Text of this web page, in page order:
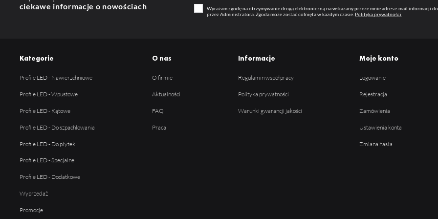
ciekawe informacje o nowościach
Wyrażam zgodę na otrzymywanie drogą elektroniczną na wskazany przeze mnie adres e-mail informacji
przez Administratora. Zgoda może zostać cofnięta w każdym czasie. Polityka prywatności
Kategorie
Profile LED - Nawierzchniowe
Profile LED - Wpustowe
Profile LED - Kątowe
Profile LED - Do szpachlowania
Profile LED - Do płytek
Profile LED - Specjalne
Profile LED - Dodatkowe
Wyprzedaż
Promocje
O nas
O firmie
Aktualności
FAQ
Praca
Informacje
Regulamin współpracy
Polityka prywatności
Warunki gwarancji jakości
Moje konto
Logowanie
Rejestracja
Zamówienia
Ustawienia konta
Zmiana hasła